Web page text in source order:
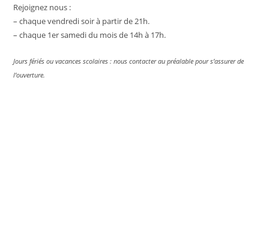
Rejoignez nous :
– chaque vendredi soir à partir de 21h.
– chaque 1er samedi du mois de 14h à 17h.
Jours fériés ou vacances scolaires : nous contacter au préalable pour s’assurer de
l’ouverture.